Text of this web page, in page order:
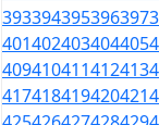
393394395396397
401402403404405
409410411412413
417418419420421